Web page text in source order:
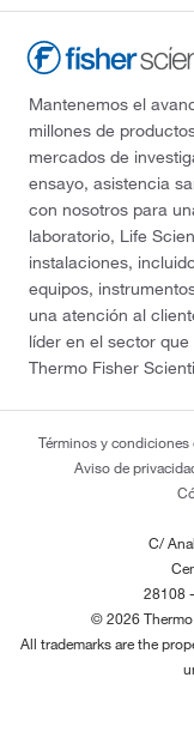
Mantenemos el
millones de
mercados de
ensayo, asistencia
con nosotros para
laboratorio, Life
instalaciones,
equipos,
una atención al
líder en el sector
Thermo Fisher
Términos y condiciones
Aviso de
C/
28108
© 2026 Thermo
All trademarks are the